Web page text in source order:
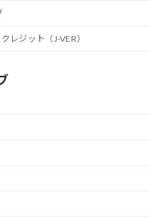
レジット（J-VER）